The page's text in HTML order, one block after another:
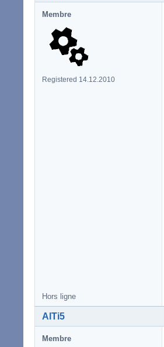
Membre
Registered 14.12.2010
Hors ligne
AlTi5
Membre